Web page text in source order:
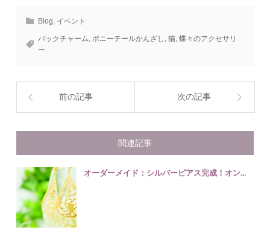
Blog イベント
バックチャーム ポニーテールかんざし ,猫 ,蝶々のアクセサリ
ー
前の記事 次の記事
関連記事
オーダーメイド：シルバーピアス完成！オン...